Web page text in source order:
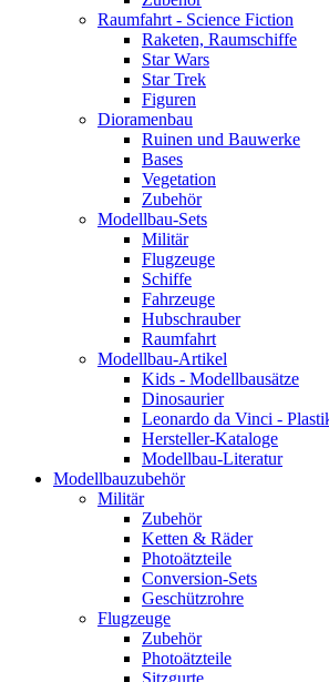
Raumfahrt - Science Fiction
Raketen, Raumschiffe
Star Wars
Star Trek
Figuren
Dioramenbau
Ruinen und Bauwerke
Bases
Vegetation
Zubehör
Modellbau-Sets
Militär
Flugzeuge
Schiffe
Fahrzeuge
Hubschrauber
Raumfahrt
Modellbau-Artikel
Kids - Modellbausätze
Dinosaurier
Leonardo da Vinci -
Hersteller-Kataloge
Modellbau-Literatur
Modellbauzubehör
Militär
Zubehör
Ketten & Räder
Photoätzteile
Conversion-Sets
Geschützrohre
Flugzeuge
Zubehör
Photoätzteile
Sitzgurte